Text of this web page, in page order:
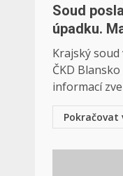
Soud
úpadku.
Krajský
ČKD
informací
Pokračovat